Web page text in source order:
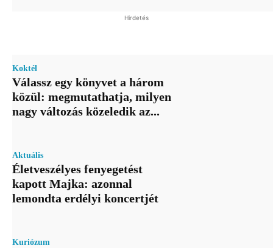
Hirdetés
Koktél
Válassz egy könyvet a három
közül: megmutathatja, milyen
nagy változás közeledik az...
Aktuális
Életveszélyes fenyegetést
kapott Majka: azonnal
lemondta erdélyi koncertjét
Kuriózum